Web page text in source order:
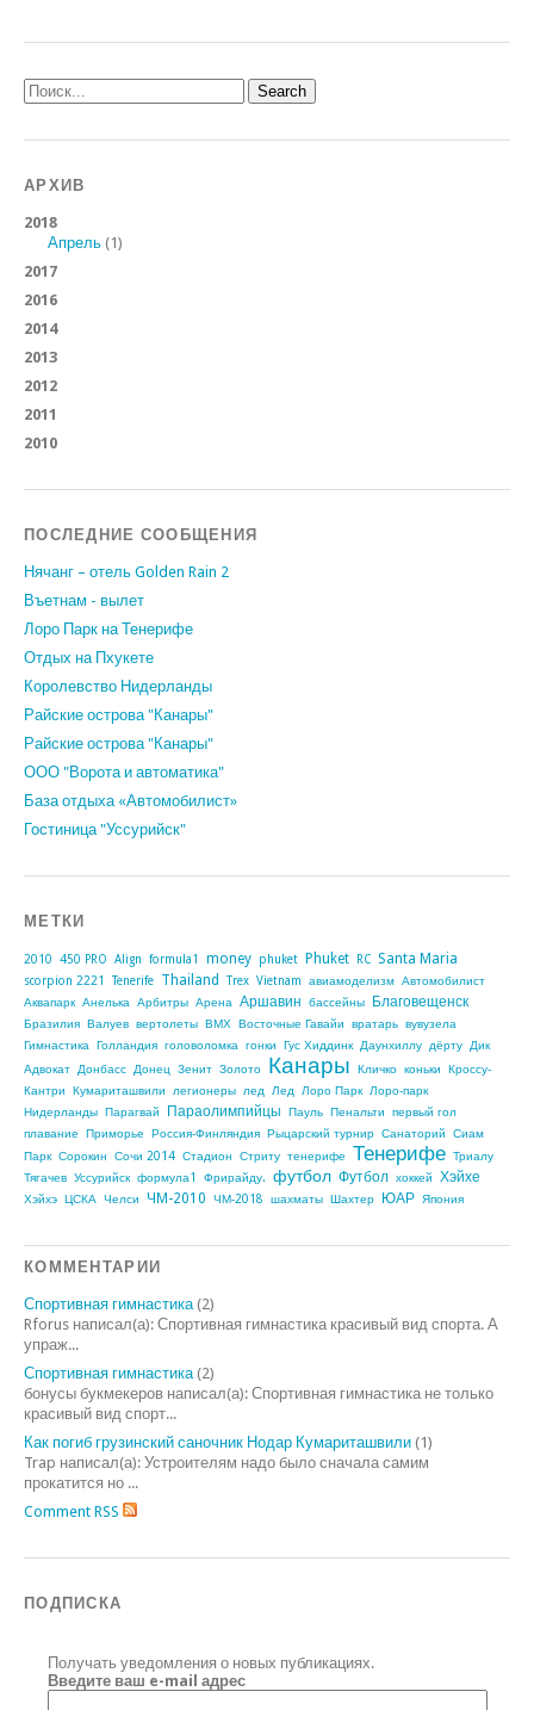
АРХИВ
2018
Апрель (1)
2017
2016
2014
2013
2012
2011
2010
ПОСЛЕДНИЕ СООБЩЕНИЯ
Нячанг – отель Golden Rain 2
Въетнам - вылет
Лоро Парк на Тенерифе
Отдых на Пхукете
Королевство Нидерланды
Райские острова "Канары"
Райские острова "Канары"
ООО "Ворота и автоматика"
База отдыха «Автомобилист»
Гостиница "Уссурийск"
МЕТКИ
2010 450 PRO Align formula1 money phuket Phuket RC Santa Maria
scorpion 2221 Tenerife Thailand Trex Vietnam авиамоделизм Автомобилист
Аквапарк Анелька Арбитры Арена Аршавин бассейны Благовещенск
Бразилия Валуев вертолеты ВМХ Восточные Гавайи вратарь вувузела
Гимнастика Голландия головоломка гонки Гус Хиддинк Даунхиллу дёрту Дик
Адвокат Донбасс Донец Зенит Золото Канары Кличко коньки
Кроссу-
Кантри
Кумариташвили легионеры лед Лед Лоро Парк Лоро-парк
Нидерланды Парагвай Параолимпийцы Пауль Пенальти
первый гол
плавание
Приморье Россия-Финляндия Рыцарский турнир Санаторий
Сиам
Парк Сорокин Сочи 2014 Стадион Стриту тенерифе Тенерифе Триалу
Тягачев Уссурийск формула1 Фрирайду. футбол Футбол хоккей Хэйхе
Хэйхэ ЦСКА Челси ЧМ-2010 ЧМ-2018 шахматы Шахтер ЮАР Япония
КОММЕНТАРИИ
Спортивная гимнастика(2)
Rforus написал(а): Спортивная гимнастика красивый вид спорта. А
упраж...
Спортивная гимнастика(2)
бонусы букмекеров написал(а): Спортивная гимнастика не только
красивый вид спорт...
Как погиб грузинский саночник Нодар Кумариташвили (1)
Trap написал(а): Устроителям надо было сначала самим
прокатится но ...
Comment RSS
ПОДПИСКА
Получать уведомления о новых публикациях.
Введите ваш e-mail адрес